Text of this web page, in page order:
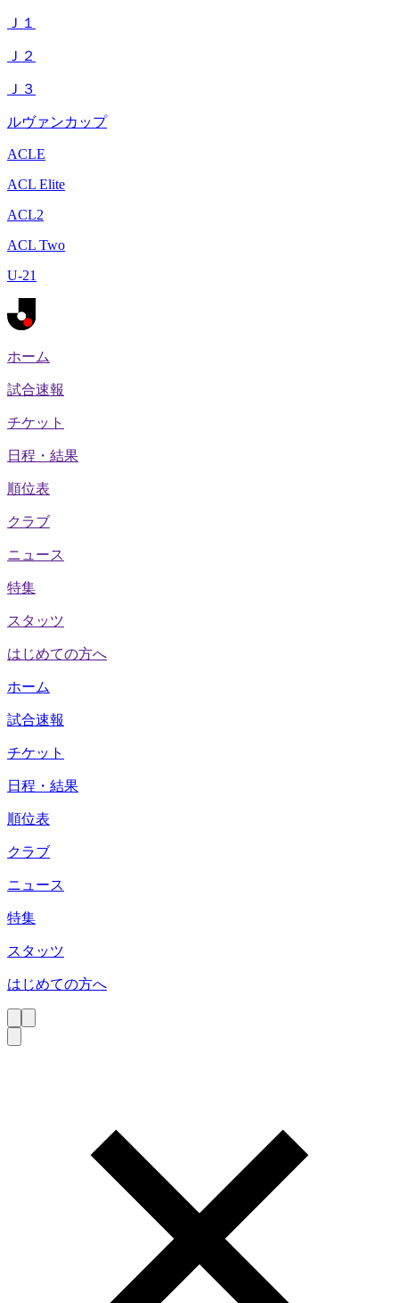
Ｊ１
Ｊ２
Ｊ３
ルヴァンカップ
ACLE
ACL Elite
ACL2
ACL Two
U-21
ホーム
試合速報
チケット
日程・結果
順位表
クラブ
ニュース
特集
スタッツ
はじめての方へ
ホーム
試合速報
チケット
日程・結果
順位表
クラブ
ニュース
特集
スタッツ
はじめての方へ